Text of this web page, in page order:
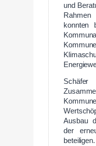
und
Rahmen
konnten
Ausbau
der